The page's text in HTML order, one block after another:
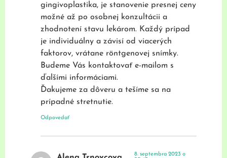
gingivoplastika, je stanovenie presnej ceny
možné až po osobnej konzultácii a
zhodnotení stavu lekárom. Každý prípad
je individuálny a závisí od viacerých
faktorov, vrátane röntgenovej snímky.
Budeme Vás kontaktovať e-mailom s
ďalšími informáciami.
Ďakujeme za dôveru a tešíme sa na
prípadné stretnutie.
Odpovedať
8. septembra 2023 o